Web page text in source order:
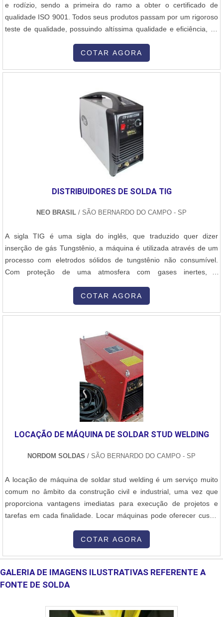
e rodízio, sendo a primeira do ramo a obter o certificado de
qualidade ISO 9001. Todos seus produtos passam por um rigoroso
teste de qualidade, possuindo altíssima qualidade e eficiência, tal
pintadas. Para mais informações sobre o Rodízio Duplo com
COTAR AGORA
DISTRIBUIDORES DE SOLDA TIG
NEO BRASIL / SÃO BERNARDO DO CAMPO - SP
A sigla TIG é uma sigla do inglês, que traduzido quer dizer
inserção de gás Tungstênio, a máquina é utilizada através de um
processo com eletrodos sólidos de tungstênio não consumível.
Com proteção de uma atmosfera com gases inertes, o
da poça de fusão da máquina. Podendo até mesmo um metal ser
COTAR AGORA
LOCAÇÃO DE MÁQUINA DE SOLDAR STUD WELDING
NORDOM SOLDAS / SÃO BERNARDO DO CAMPO - SP
A locação de máquina de soldar stud welding é um serviço muito
comum no âmbito da construção civil e industrial, uma vez que
proporciona vantagens imediatas para execução de projetos e
tarefas em cada finalidade. Locar máquinas pode oferecer custo-
tratando das soldadoras Stud Welding. O equipamento é usado
mate.
COTAR AGORA
GALERIA DE IMAGENS ILUSTRATIVAS REFERENTE A
FONTE DE SOLDA